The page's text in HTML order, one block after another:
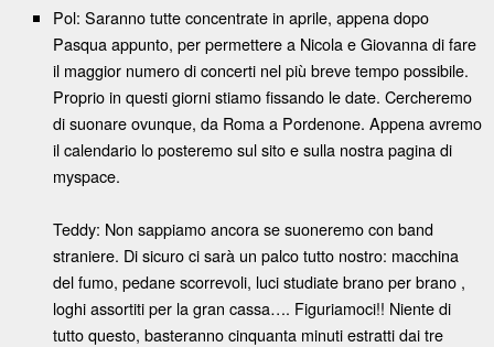
Pol: Saranno tutte concentrate in aprile, appena dopo
Pasqua appunto, per permettere a Nicola e Giovanna di fare
il maggior numero di concerti nel più breve tempo possibile.
Proprio in questi giorni stiamo fissando le date. Cercheremo
di suonare ovunque, da Roma a Pordenone. Appena avremo
il calendario lo posteremo sul sito e sulla nostra pagina di
myspace.
Teddy: Non sappiamo ancora se suoneremo con band
straniere. Di sicuro ci sarà un palco tutto nostro: macchina
del fumo, pedane scorrevoli, luci studiate brano per brano ,
loghi assortiti per la gran cassa…. Figuriamoci!! Niente di
tutto questo, basteranno cinquanta minuti estratti dai tre